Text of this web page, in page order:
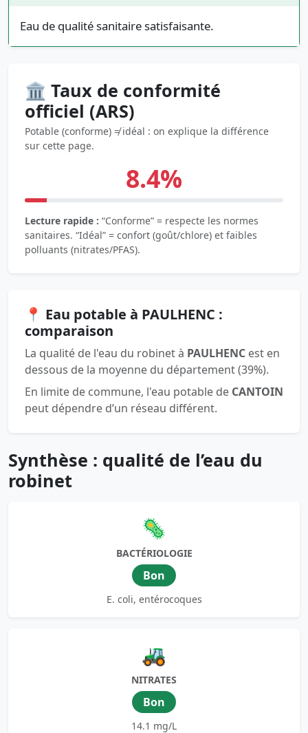
Eau de qualité sanitaire satisfaisante.
🏛️ Taux de conformité
officiel (ARS)
Potable (conforme) ≠ idéal : on explique la différence
sur cette page.
8.4%
Lecture rapide : “Conforme” = respecte les normes
sanitaires. “Idéal” = confort (goût/chlore) et faibles
polluants (nitrates/PFAS).
📍 Eau potable à PAULHENC :
comparaison
La qualité de l'eau du robinet à PAULHENC est en
dessous de la moyenne du département (39%).
En limite de commune, l'eau potable de CANTOIN
peut dépendre d’un réseau différent.
Synthèse : qualité de l’eau du
robinet
🦠
BACTÉRIOLOGIE
Bon
E. coli, entérocoques
🚜
NITRATES
Bon
14.1 mg/L